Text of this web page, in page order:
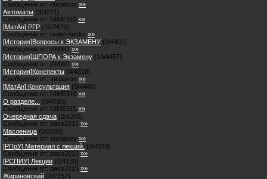
Сообщение от: stepakov »»
Автоматы (3/4221)
Сообщение от: NIMESIS »»
[МатАн] РГР (11/7479)
Сообщение от: order-hacks »»
[История]Вопросы к ЭКЗАМЕНУ (0/4401)
Сообщение от: ИМХО »»
[История]ШПОРА к Экзамену (10/4457)
Сообщение от: ИМХО »»
[История]Конспекты (4/4318)
Сообщение от: stepakov »»
[МатАн] Консультация (0/4446)
Сообщение от: NIMESIS »»
О разделе...
(0/4780)
Сообщение от: NIMESIS »»
Очередная сдача (0/4265)
Сообщение от: pass2015 »»
Масленица (0/2038)
Сообщение от: stepakov »»
[РПрУ] Материал с лекций. (0/4049)
Сообщение от: pass2015 »»
[РСПИУ] Лекции (0/4158)
Сообщение от: pass2015 »»
Жириновский (0/2157)